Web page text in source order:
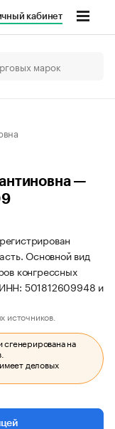
кабинет
—
Основной вид
конгрессных
501812609948 и
источников.
на
деловых